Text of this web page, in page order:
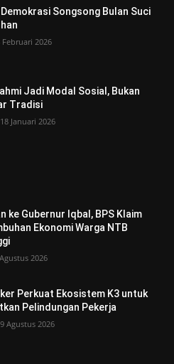
Songsong Bulan Suci
Februari 2026
Jadi Modal Sosial, Bukan
Tradisi
Januari 2026
ke Gubernur Iqbal, BPS Klaim
Ekonomi Warga NTB
2026
Perkuat Ekosistem K3 untuk
Pelindungan Pekerja
Agustus 2026